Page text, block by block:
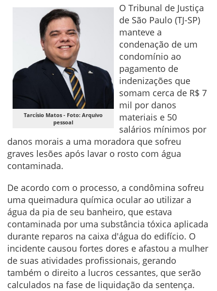
Tarcísio Matos - Foto: Arquivo
pessoal
O Tribunal de Justiça
de São Paulo (TJ-SP)
manteve a
condenação de um
condomínio ao
pagamento de
indenizações que
somam cerca de R$ 7
mil por danos
materiais e 50
salários mínimos por
danos morais a uma moradora que sofreu
graves lesões após lavar o rosto com água
contaminada.
De acordo com o processo, a condômina sofreu
uma queimadura química ocular ao utilizar a
água da pia de seu banheiro, que estava
contaminada por uma substância tóxica aplicada
durante reparos na caixa d'água do edifício. O
incidente causou fortes dores e afastou a mulher
de suas atividades profissionais, gerando
também o direito a lucros cessantes, que serão
calculados na fase de liquidação da sentença.